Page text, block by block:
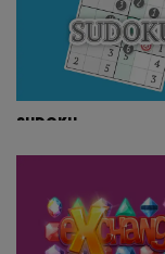
SUDOKU